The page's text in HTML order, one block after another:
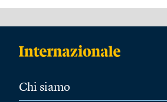
Chi siamo